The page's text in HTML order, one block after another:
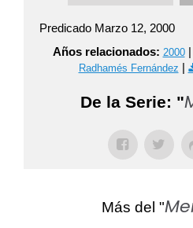
Predicado Marzo 12, 2000
Años relacionados: 2000|
Radhamés Fernández |
De la Serie: "
Más del "